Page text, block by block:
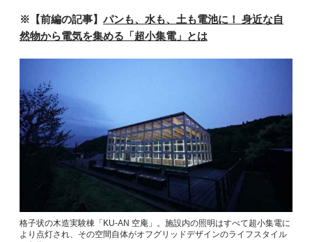
※【前編の記事】 パンも、水も、土も電池に！ 身近な自
然物から電気を集める「超小集電」とは
格子状の木造実験棟「KU-AN 空庵」。施設内の照明はすべて超小集電に
より点灯され、その空間自体がオフグリッドデザインのライフスタイル